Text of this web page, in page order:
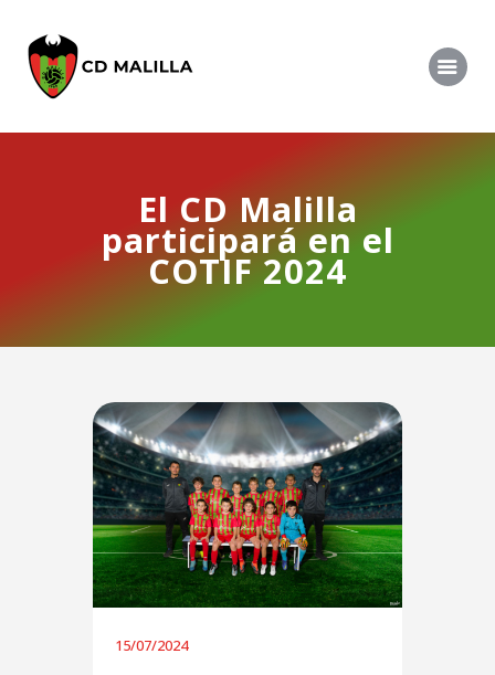
El CD Malilla
participará en el
COTIF 2024
Partidos
Competiciones
Tecnificación
Contacto
15/07/2024